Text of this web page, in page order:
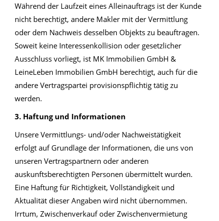
Während der Laufzeit eines Alleinauftrags ist der Kunde
nicht berechtigt, andere Makler mit der Vermittlung
oder dem Nachweis desselben Objekts zu beauftragen.
Soweit keine Interessenkollision oder gesetzlicher
Ausschluss vorliegt, ist MK Immobilien GmbH &
LeineLeben Immobilien GmbH berechtigt, auch für die
andere Vertragspartei provisionspflichtig tätig zu
werden.
3. Haftung und Informationen
Unsere Vermittlungs- und/oder Nachweistätigkeit
erfolgt auf Grundlage der Informationen, die uns von
unseren Vertragspartnern oder anderen
auskunftsberechtigten Personen übermittelt wurden.
Eine Haftung für Richtigkeit, Vollständigkeit und
Aktualität dieser Angaben wird nicht übernommen.
Irrtum, Zwischenverkauf oder Zwischenvermietung